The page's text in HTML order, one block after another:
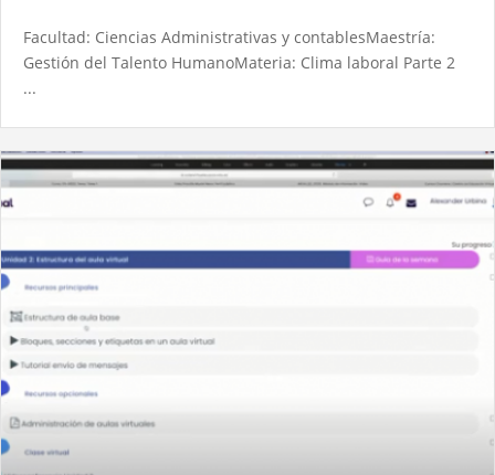
Facultad: Ciencias Administrativas y contablesMaestría:
Gestión del Talento HumanoMateria: Clima laboral Parte 2
...